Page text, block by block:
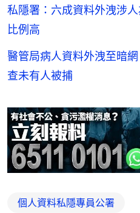
私隱署：六成資料外洩涉
比例高
醫管局病人資料外洩至
查未有人被捕
個人資料私隱專員公署